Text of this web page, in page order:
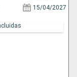
15/04/2027